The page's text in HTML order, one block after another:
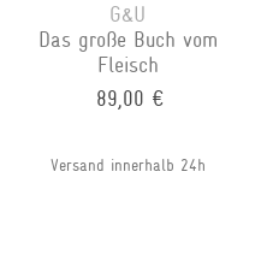
G&U
Das große Buch vom
Fleisch
89,00 €
Versand innerhalb 24h